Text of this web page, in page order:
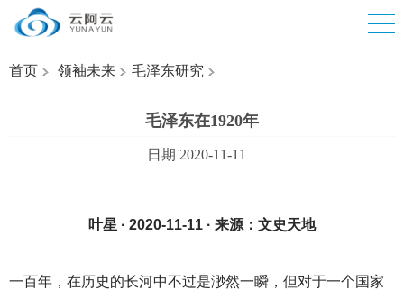
首页 领袖未来 毛泽东研究
毛泽东在1920年
日期 2020-11-11
叶星 · 2020-11-11 · 来源：文史天地
一百年，在历史的长河中不过是渺然一瞬，但对于一个国家